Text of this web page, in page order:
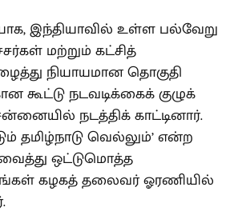
இந்தியாவில் உள்ள பல்வேறு
மற்றும் கட்சித்
நியாயமான தொகுதி
கூட்டு நடவடிக்கைக் குழுக்
நடத்திக் காட்டினார்.
தமிழ்நாடு வெல்லும்’ என்ற
ஒட்டுமொத்த
கழகத் தலைவர் ஓரணியில்